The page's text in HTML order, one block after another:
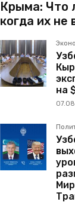
Крыма: Что
когда их не
на